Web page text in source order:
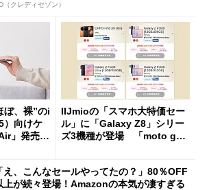
（クレディセゾン）
ぼ、裸”のi
）向けケ
Air」発売
IIJmioの「スマホ大特価セー
ル」に「Galaxy Z8」シリー
ズ3機種が登場 「moto g37
「え、こんなセールやってたの？」80％OFF
上が続々登場！Amazonの本気が凄すぎる